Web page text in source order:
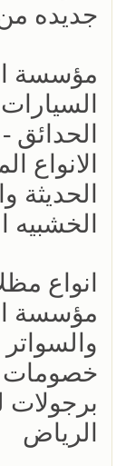
جديده
مؤسسة
الانواع
الحديثة
الخشبيه
انواع
مؤسسة
خصومات
برجولات
الرياض